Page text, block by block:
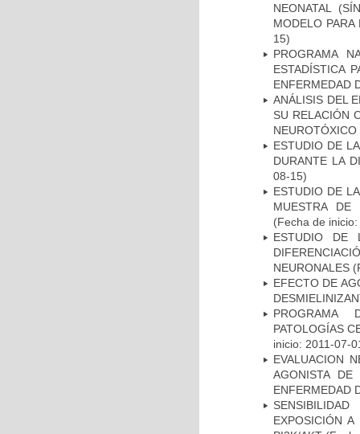
NEONATAL
MODELO
15)
PROGRAMA
ESTADÍSTICA
ENFERMEDAD
ANÁLISIS DEL
SU RELACIÓN
NEUROTÓXICO
ESTUDIO DE
DURANTE LA
08-15)
ESTUDIO DE
MUESTRA DE
(Fecha de
ESTUDIO DE
NEURONALES
EFECTO DE
PROGRAMA
PATOLOGÍAS
inicio: 2011-07-
EVALUACION
AGONISTA
ENFERMEDAD
EXPOSICIÓN